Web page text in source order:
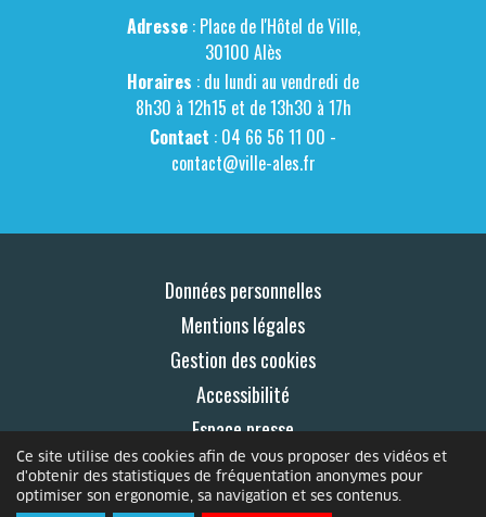
Ce site utilise des cookies afin de vous proposer des vidéos et
d'obtenir des statistiques de fréquentation anonymes pour
optimiser son ergonomie, sa navigation et ses contenus.
Adresse: Place de l'Hôtel de Ville,
30100 Alès
Horaires : du lundi au vendredi de
8h30 à 12h15 et de 13h30 à 17h
Contact : 04 66 56 11 00 -
contact@ville-ales.fr
© 2026 Le Mag
Données personnelles
Mentions légales
Gestion des cookies
Accessibilité
Espace presse
Contact